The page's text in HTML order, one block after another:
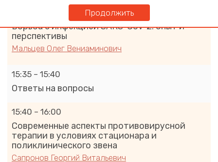
Борьба с инфекцией SARS-Cov-2: опыт и
перспективы
Мальцев Олег Вениаминович
15:35 – 15:40
Ответы на вопросы
15:40 – 16:00
Современные аспекты противовирусной
терапии в условиях стационара и
поликлинического звена
Сапронов Георгий Витальевич
Продолжить